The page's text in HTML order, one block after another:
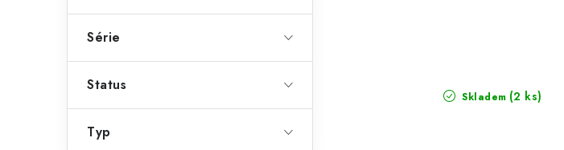
Série
Status
Typ
Skladem (2 ks)